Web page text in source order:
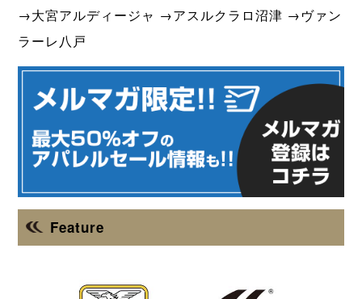
→大宮アルディージャ →アスルクラロ沼津 →ヴァン
ラーレ八戸
Feature